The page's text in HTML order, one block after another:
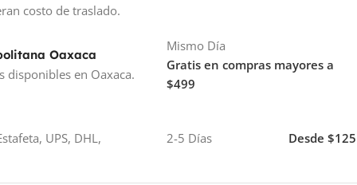
costo de traslado.
Oaxaca
disponibles en Oaxaca.
Mismo Día
Gratis en compras mayores a
$499
UPS, DHL,
2-5 Días Desde $125